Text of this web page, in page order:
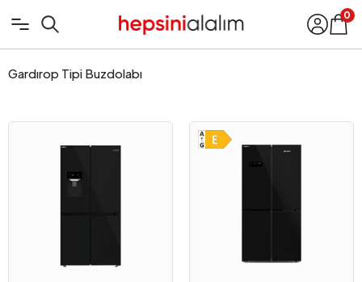
0
Gardırop Tipi Buzdolabı